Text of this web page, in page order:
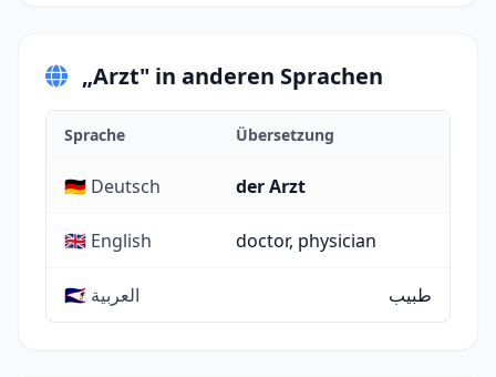
„Arzt" in anderen Sprachen
Sprache Übersetzung
🇩🇪 Deutsch der Arzt
🇬🇧 English doctor, physician
🇸🇦 العربية طبيب